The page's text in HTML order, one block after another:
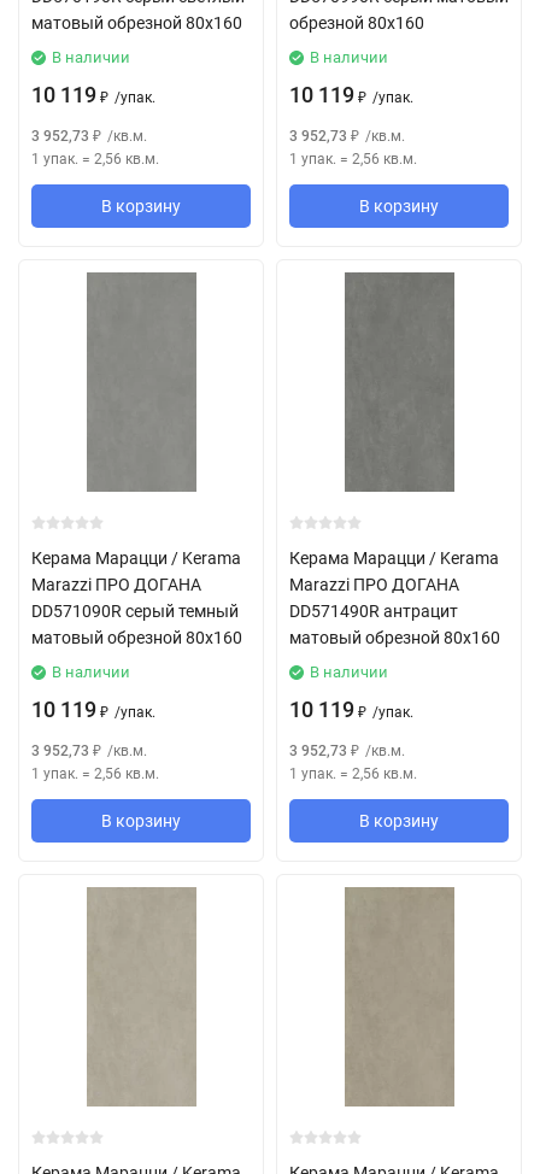
матовый обрезной 80x160
В наличии
10 119 ₽ /упак.
3 952,73 ₽ /кв.м.
1 упак. = 2,56 кв.м.
В корзину
обрезной 80x160
В наличии
10 119 ₽ /упак.
3 952,73 ₽ /кв.м.
1 упак. = 2,56 кв.м.
В корзину
Керама Марацци / Kerama
Marazzi ПРО ДОГАНА
DD571090R серый темный
матовый обрезной 80x160
В наличии
10 119 ₽ /упак.
3 952,73 ₽ /кв.м.
1 упак. = 2,56 кв.м.
В корзину
Керама Марацци / Kerama
Marazzi ПРО ДОГАНА
DD571490R антрацит
матовый обрезной 80x160
В наличии
10 119 ₽ /упак.
3 952,73 ₽ /кв.м.
1 упак. = 2,56 кв.м.
В корзину